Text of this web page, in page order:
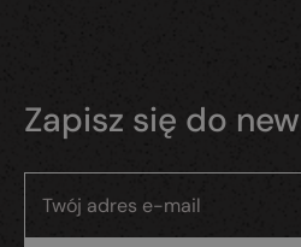
Zapisz się do